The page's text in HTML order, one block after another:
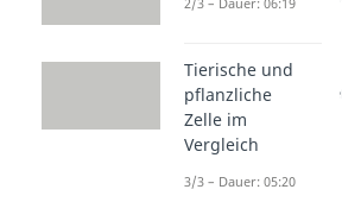
Studyflix vernetzt:
einem
Tierische und
pflanzliche
Zelle im
Vergleich
3/3 – Dauer: 05:20